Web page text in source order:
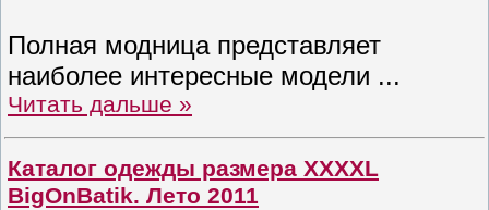
Полная модница представляет
наиболее интересные модели ...
Читать дальше »
Каталог одежды размера XXXXL
BigOnBatik. Лето 2011